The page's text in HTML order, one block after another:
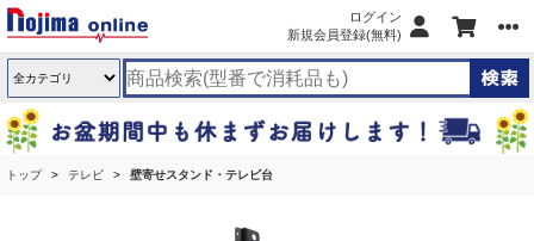
ログイン
新規会員登録(無料)
トップ テレビ 壁寄せスタンド・テレビ台